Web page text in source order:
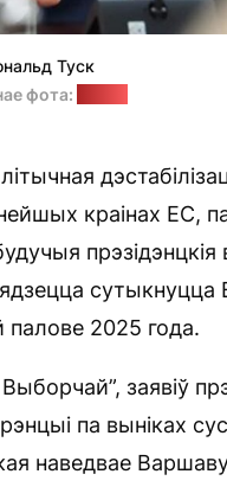
Туск
фота:
краінах ЕС,
2025 года.
заявіў
па выніках
наведвае